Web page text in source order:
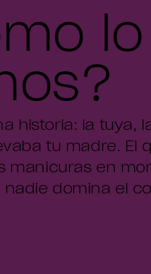
lo
historia: la tuya,
tu madre. El
manicuras en
domina el